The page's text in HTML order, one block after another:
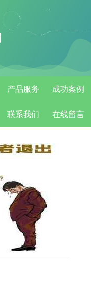
产品服务 成功案例
联系我们 在线留言